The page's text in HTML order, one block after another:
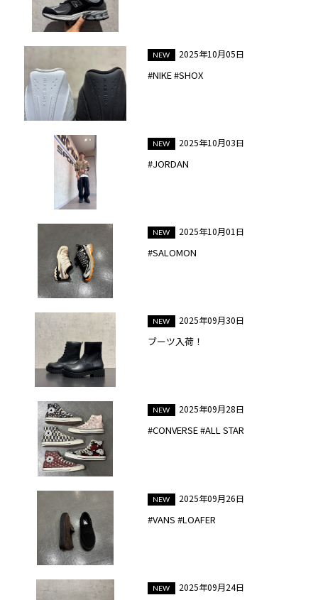
2025年10月05日
#NIKE #SHOX
2025年10月03日
#JORDAN
2025年10月01日
#SALOMON
2025年09月30日
ブーツ入荷！
2025年09月28日
#CONVERSE #ALL STAR
2025年09月26日
#VANS #LOAFER
2025年09月24日